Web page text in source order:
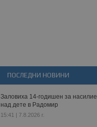
ПОСЛЕДНИ НОВИНИ
Заловиха 14-годишен за насилие
над дете в Радомир
15:41 | 7.8.2026 г.